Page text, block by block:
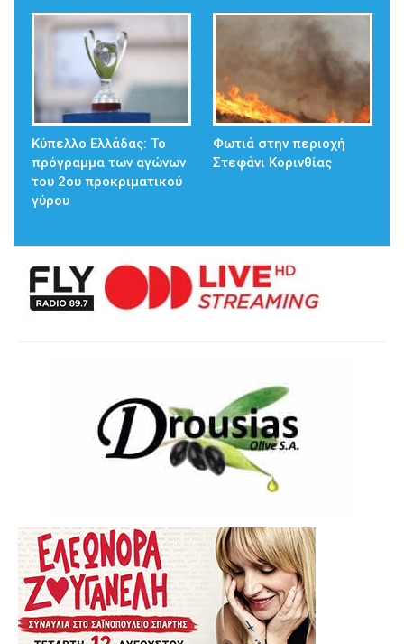
Κύπελλο Ελλάδας: Το
πρόγραμμα των αγώνων
του 2ου προκριματικού
γύρου
Φωτιά στην περιοχή
Στεφάνι Κορινθίας